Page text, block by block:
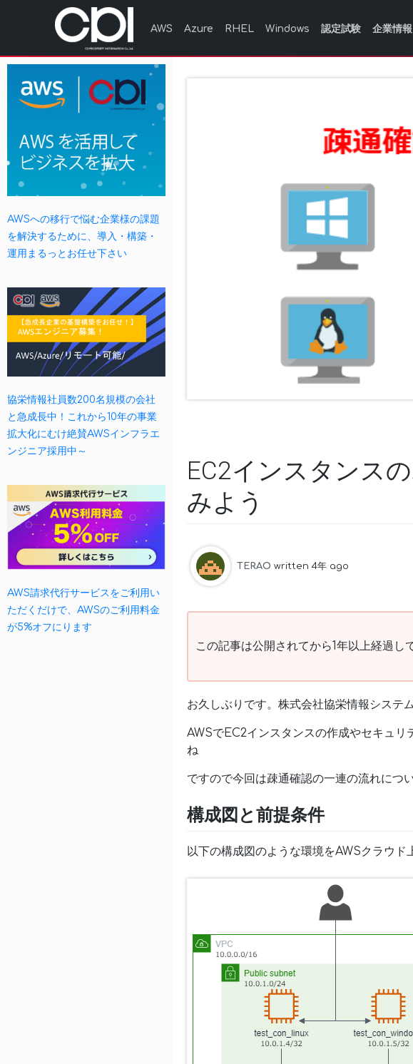
AWS Azure RHEL Windows 認定試験 企業情報
AWSへの移行で悩む企業様の課題
を解決するために、導入・構築・
運用まるっとお任せ下さい
協栄情報社員数200名規模の会社
と急成長中！これから10年の事業
拡大化にむけ絶賛AWSインフラエ
ンジニア採用中～
AWS請求代行サービスをご利用い
ただくだけで、AWSのご利用料金
が5%オフにります
EC2インスタンス
みよう
TERAO written 4年 ago
この記事は公開されてから1年以上経過し
お久しぶりです。株式会社協栄情報システ
AWSでEC2インスタンスの作成やセキュリ
ね
ですので今回は疎通確認の一連の流れにつ
構成図と前提条件
以下の構成図のような環境をAWSクラウド